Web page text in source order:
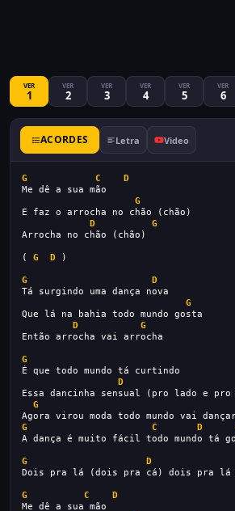
VER
1
VER
2
VER
3
VER
4
VER
5
VER
6
ACORDES Letra Video
G C
D
Me dê a sua mão
G
E faz o arrocha no chão (chão)
D
G
Arrocha no chão (chão)
( G D )
G
D
Tá surgindo uma dança nova
G
Que lá na bahia todo mundo gosta
D
G
Então arrocha vai arrocha
G
É que todo mundo tá curtindo
D
Essa dancinha sensual (pro lado e
G
Agora virou moda todo mundo vai
G
C D
A dança é muito fácil todo mundo tá
G D
Dois pra lá (dois pra cá) dois pra lá
G C
D
Me dê a sua mão